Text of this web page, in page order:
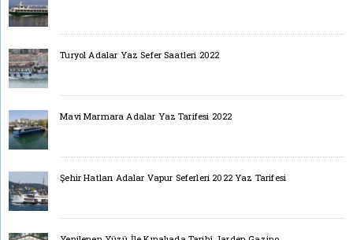
Turyol Adalar Yaz Sefer Saatleri 2022
Mavi Marmara Adalar Yaz Tarifesi 2022
Şehir Hatları Adalar Vapur Seferleri 2022 Yaz Tarifesi